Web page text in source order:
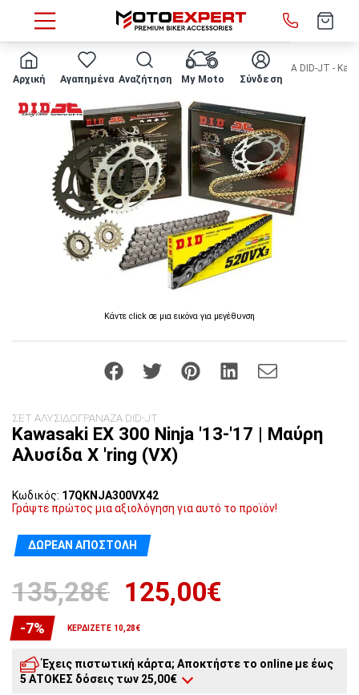
Αρχική Αγαπημένα Αναζήτηση My Moto Σύνδεση
HOME Κατασκευαστής D.I.D - JT ΣΕΤ ΑΛΥΣΙΔΟΓΡΑΝΑΖΑ DID-JT -
Κάντε click σε μια εικόνα για μεγέθυνση
ΣΕΤ ΑΛΥΣΙΔΟΓΡΑΝΑΖΑ DID-JT
Kawasaki EX 300 Ninja '13-'17 | Μαύρη
Αλυσίδα X 'ring (VX)
Κωδικός: 17QKNJA300VX42
Γράψτε πρώτος μια αξιολόγηση για αυτό το προϊόν!
ΔΩΡΕΆΝ ΑΠΟΣΤΟΛΉ
135,28€ 125,00€
-7% ΚΕΡΔΊΖΕΤΕ 10,28€
Έχεις πιστωτική κάρτα; Αποκτήστε το online με έως
5 ΑΤΟΚΕΣ δόσεις των 25,00€